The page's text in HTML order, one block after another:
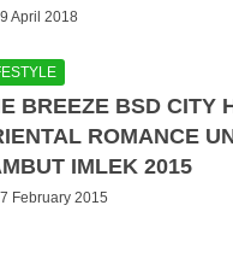
April 2018
BREEZE BSD CITY
ROMANCE
IMLEK 2015
February 2015